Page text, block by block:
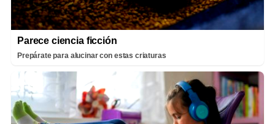
Parece ciencia ficción
Prepárate para alucinar con estas criaturas